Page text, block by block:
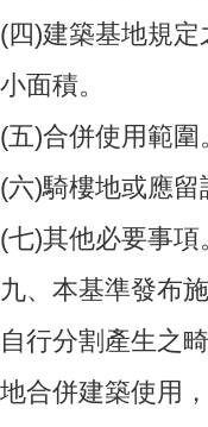
(四)建築基地規定
小面積。
(五)合併使用範圍
(六)騎樓地或應留
(七)其他必要事項
九、 本基準發布
自行分割產生之
地合併建築使用